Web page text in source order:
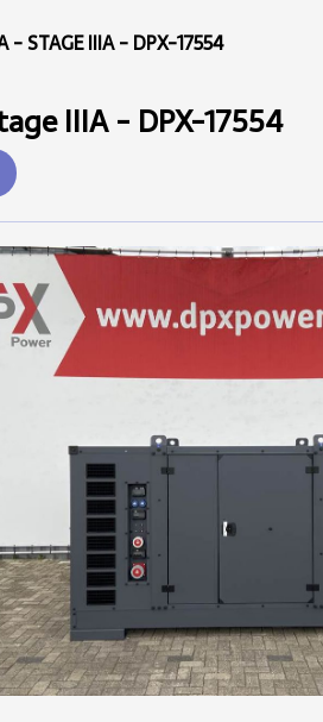
- STAGE IIIA - DPX-17554
IIIA - DPX-17554